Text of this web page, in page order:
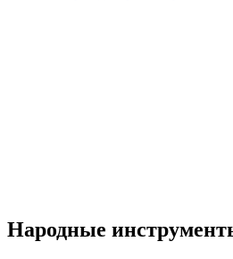
Народные